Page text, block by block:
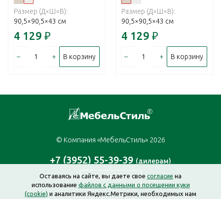
Размер (Д×Ш×В):
90,5×90,5×43 см
4 129 ₽
– + В корзину
Размер (Д×Ш×В):
90,5×90,5×43 см
4 129 ₽
– + В корзину
© Компания «МебельСтиль» 2026
+7 (3952) 55-39-39 (дилерам)
Заказать звонок
Оставаясь на сайте, вы даете свое согласие на
использование файлов с данными о посещении куки
(cookie) и аналитики Яндекс.Метрики, необходимых нам